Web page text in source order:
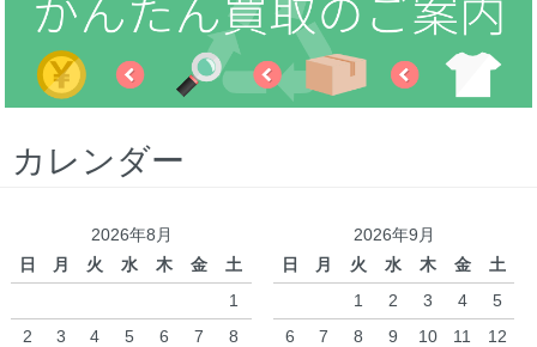
カレンダー
2026年8月
日
月 火 水 木 金
土
1
2
3 4 5 6 7
8
2026年9月
日
月 火 水 木 金
土
1
2 3 4
5
6
7 8 9 10 11
12